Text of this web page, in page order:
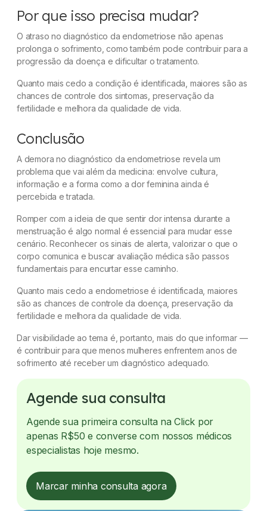
Por que isso precisa mudar?
O atraso no diagnóstico da endometriose não apenas
prolonga o sofrimento, como também pode contribuir para a
progressão da doença e dificultar o tratamento.
Quanto mais cedo a condição é identificada, maiores são as
chances de controle dos sintomas, preservação da
fertilidade e melhora da qualidade de vida.
Conclusão
A demora no diagnóstico da endometriose revela um
problema que vai além da medicina: envolve cultura,
informação e a forma como a dor feminina ainda é
percebida e tratada.
Romper com a ideia de que sentir dor intensa durante a
menstruação é algo normal é essencial para mudar esse
cenário. Reconhecer os sinais de alerta, valorizar o que o
corpo comunica e buscar avaliação médica são passos
fundamentais para encurtar esse caminho.
Quanto mais cedo a endometriose é identificada, maiores
são as chances de controle da doença, preservação da
fertilidade e melhora da qualidade de vida.
Dar visibilidade ao tema é, portanto, mais do que informar —
é contribuir para que menos mulheres enfrentem anos de
sofrimento até receber um diagnóstico adequado.
Agende sua consulta
Agende sua primeira consulta na Click por
apenas R$50 e converse com nossos médicos
especialistas hoje mesmo.
Marcar minha consulta agora